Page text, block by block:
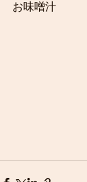
お味噌汁